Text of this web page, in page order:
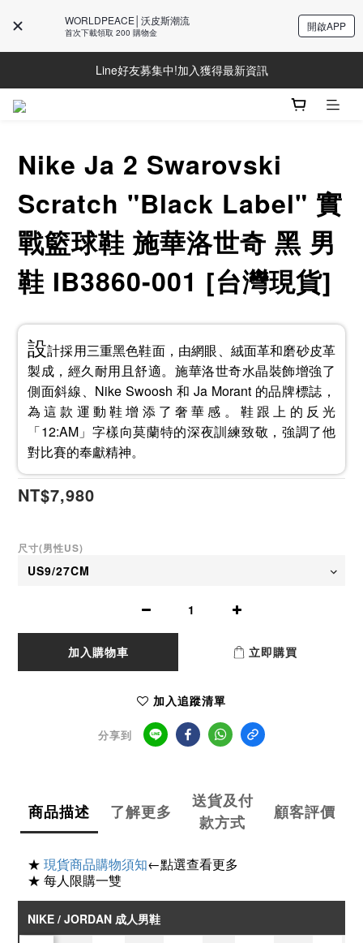
WORLDPEACE│沃皮斯潮流
首次下載領取 200 購物金 開啟APP
Line好友募集中!加入獲得最新資訊
Line好友募集中!加入獲得最新資訊
防詐騙提醒!請勿聽從不明來電操作ATM與提供個人資訊
Nike Ja 2 Swarovski
Scratch "Black Label" 實
戰籃球鞋 施華洛世奇 黑 男
鞋 IB3860-001 [台灣現貨]
設計採用三重黑色鞋面，由網眼、絨面革和磨砂皮革
製成，經久耐用且舒適。施華洛世奇水晶裝飾增強了
側面斜線、Nike Swoosh 和 Ja Morant 的品牌標誌，
為這款運動鞋增添了奢華感。鞋跟上的反光
「12:AM」字樣向莫蘭特的深夜訓練致敬，強調了他
對比賽的奉獻精神。
NT$7,980
尺寸(男性US)
加入購物車 立即購買
加入追蹤清單
分享到
商品描述 了解更多
送貨及付
款方式
顧客評價
★ 現貨商品購物須知←點選查看更多
★ 每人限購一雙
NIKE / JORDAN 成人男鞋